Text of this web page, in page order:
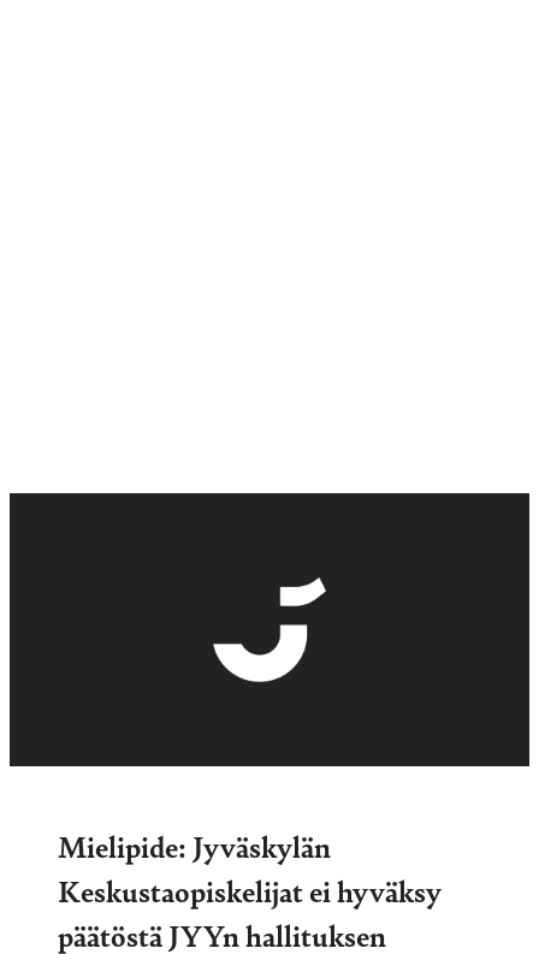
Mielipide: Jyväskylän
Keskustaopiskelijat ei hyväksy
päätöstä JYYn hallituksen